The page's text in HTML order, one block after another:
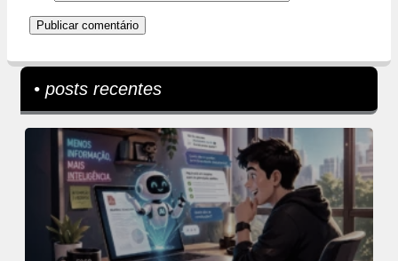
• posts recentes